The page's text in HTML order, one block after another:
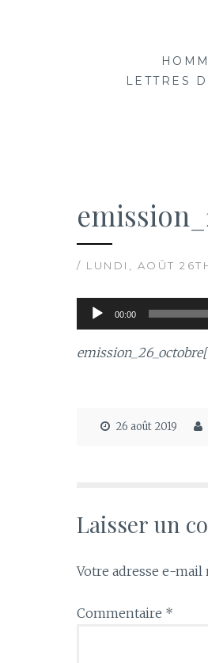
LETTRES
/ LUNDI, AOÛT
Lecteur
audio
00:00
26 août 2019
Laisser un
Votre adresse e-mail
Commentaire *